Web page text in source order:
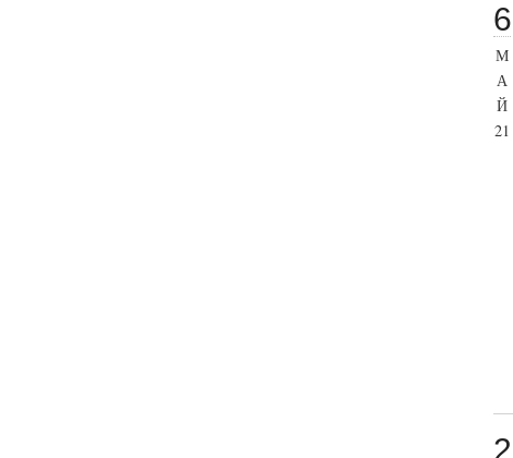
6
М
А
Й
21
2